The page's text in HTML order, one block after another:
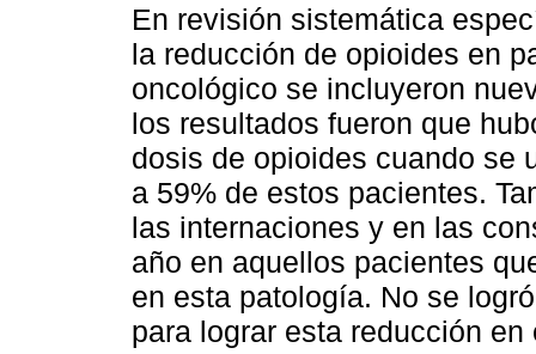
En revisión sistemática
la reducción de opioides en
oncológico se incluyeron
los resultados fueron que
dosis de opioides cuando se
a 59% de estos pacientes.
las internaciones y en las
año en aquellos pacientes
en esta patología. No se
para lograr esta reducción